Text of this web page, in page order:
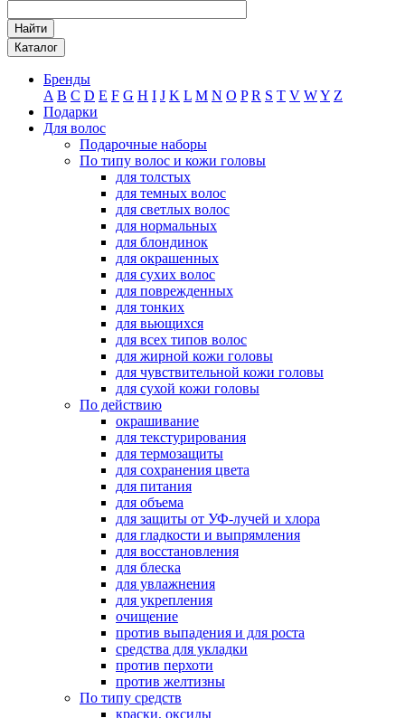
Найти
Каталог
Бренды
A B C D E F G H I J K L M N O P R S T V WY Z
Подарки
Для волос
Подарочные наборы
По типу волос и кожи головы
для толстых
для темных волос
для светлых волос
для нормальных
для блондинок
для окрашенных
для сухих волос
для поврежденных
для тонких
для вьющихся
для всех типов волос
для жирной кожи головы
для чувствительной кожи головы
для сухой кожи головы
По действию
окрашивание
для текстурирования
для термозащиты
для сохранения цвета
для питания
для объема
для защиты от УФ-лучей и хлора
для гладкости и выпрямления
для восстановления
для блеска
для увлажнения
для укрепления
очищение
против выпадения и для роста
средства для укладки
против перхоти
против желтизны
По типу средств
краски, оксиды